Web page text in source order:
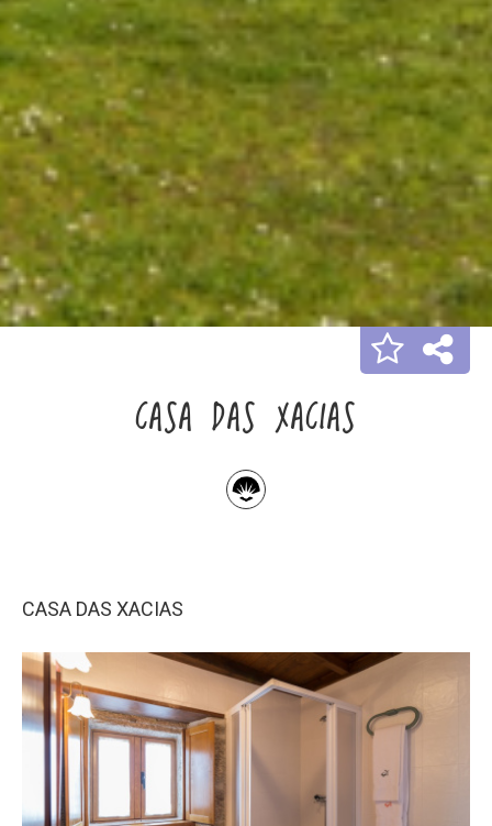
CASA DAS XACIAS
CASA DAS XACIAS